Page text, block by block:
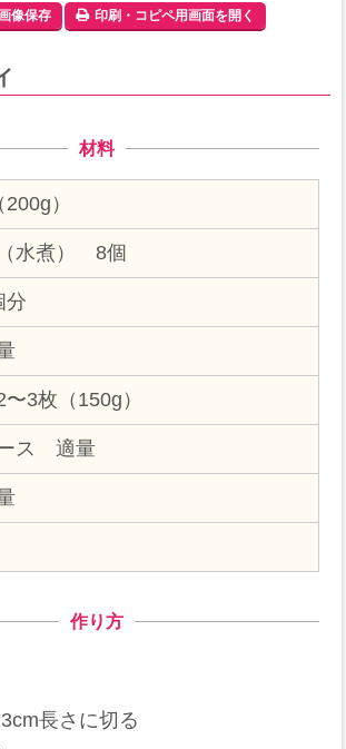
像保存 印刷・コピペ用画面を開く
材料
）
水煮） 8個
3枚（150g）
ス 適量
作り方
長さに切る